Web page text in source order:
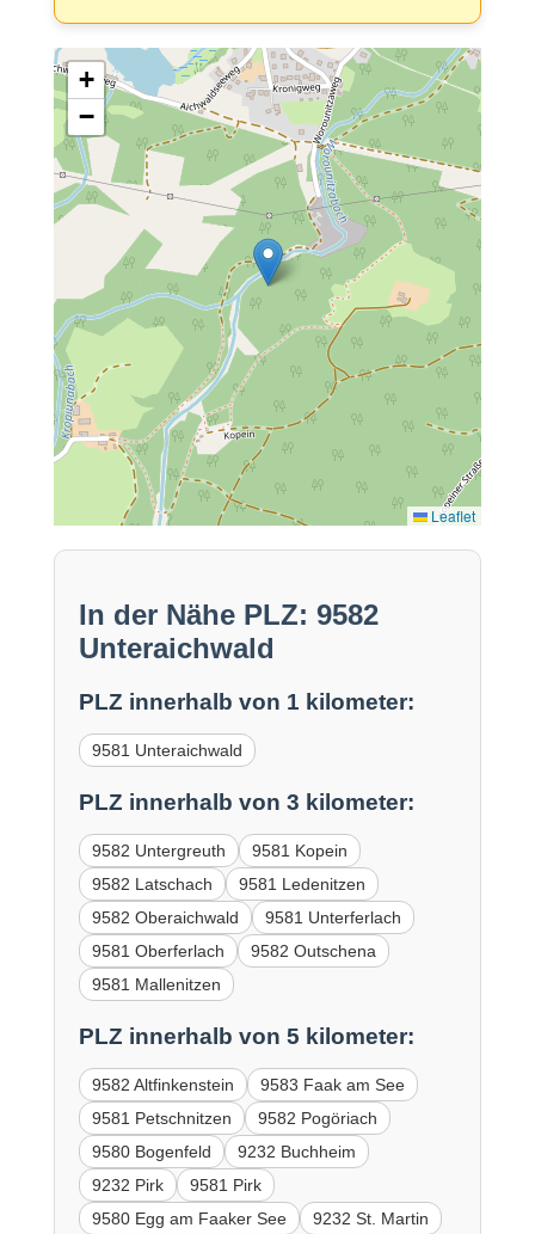
+
−
Leaflet
In der Nähe PLZ: 9582
Unteraichwald
PLZ innerhalb von 1 kilometer:
9581 Unteraichwald
PLZ innerhalb von 3 kilometer:
9582 Untergreuth
9581 Kopein
9582 Latschach
9581 Ledenitzen
9582 Oberaichwald
9581 Unterferlach
9581 Oberferlach
9582 Outschena
9581 Mallenitzen
PLZ innerhalb von 5 kilometer:
9582 Altfinkenstein
9583 Faak am See
9581 Petschnitzen
9582 Pogöriach
9580 Bogenfeld
9232 Buchheim
9232 Pirk
9581 Pirk
9580 Egg am Faaker See
9232 St. Martin